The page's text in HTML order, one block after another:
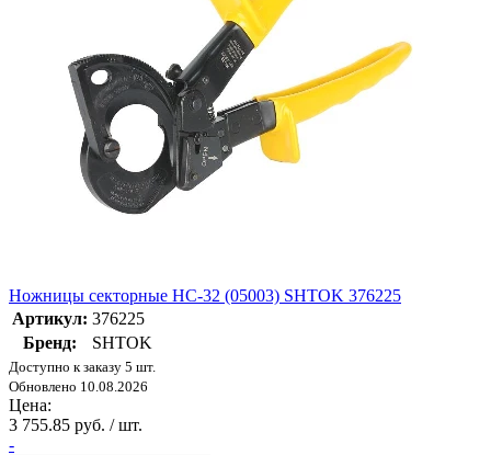
Ножницы секторные НС-32 (05003) SHTOK 376225
Артикул: 376225
Бренд:
SHTOK
Доступно к заказу 5 шт.
Обновлено 10.08.2026
Цена:
3 755.85 руб. / шт.
-